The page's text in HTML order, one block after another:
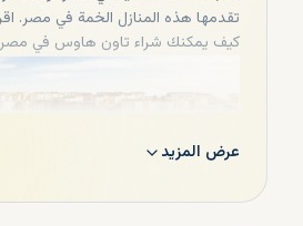
تقدمها هذه المنازل الخمة في مصر.
كيف يمكنك شراء تاون هاوس في مصر في
عرض المزيد